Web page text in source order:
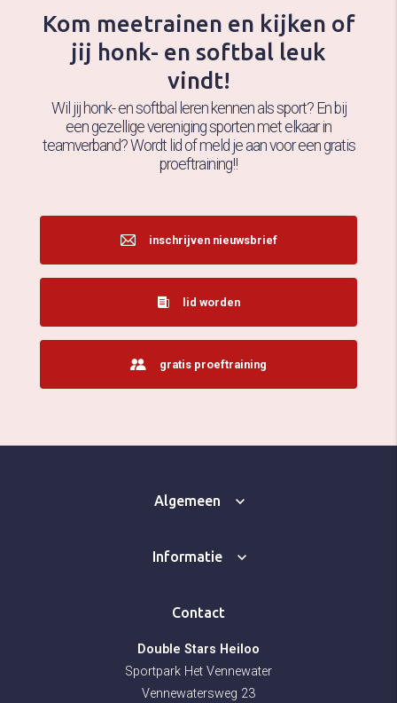
Kom meetrainen en kijken of
jij honk- en softbal leuk
vindt!
Wil jij honk- en softbal leren kennen als sport? En bij
een gezellige vereniging sporten met elkaar in
teamverband? Wordt lid of meld je aan voor een gratis
proeftraining!!
inschrijven nieuwsbrief
lid worden
gratis proeftraining
Algemeen
Informatie
Contact
Double Stars Heiloo
Sportpark Het Vennewater
Vennewatersweg 23